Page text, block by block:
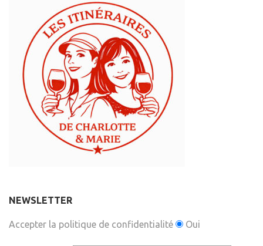
NEWSLETTER
Accepter la politique de confidentialité Oui